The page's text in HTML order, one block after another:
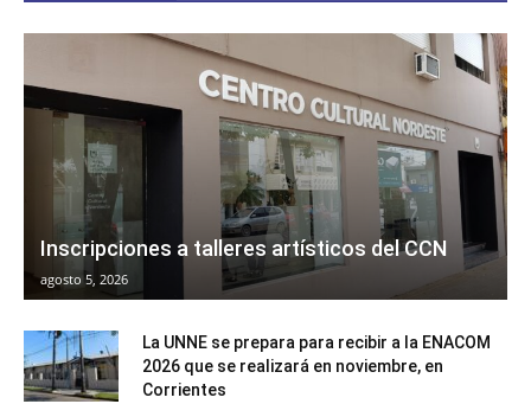
Inscripciones a talleres artísticos del CCN
agosto 5, 2026
La UNNE se prepara para recibir a la ENACOM
2026 que se realizará en noviembre, en
Corrientes